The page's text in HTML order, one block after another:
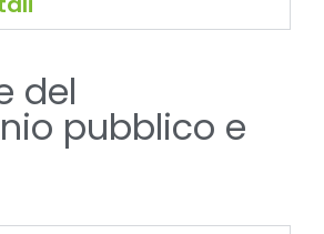
del
pubblico e